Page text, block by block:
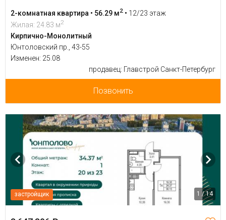
2-комнатная квартира • 56.29 м2 • 12/23 этаж
Жилая: 24.83 м2
Кирпично-Монолитный
Юнтоловский пр., 43-55
Изменен: 25.08
продавец: Главстрой Санкт-Петербург
Позвонить
застройщик 1 / 14